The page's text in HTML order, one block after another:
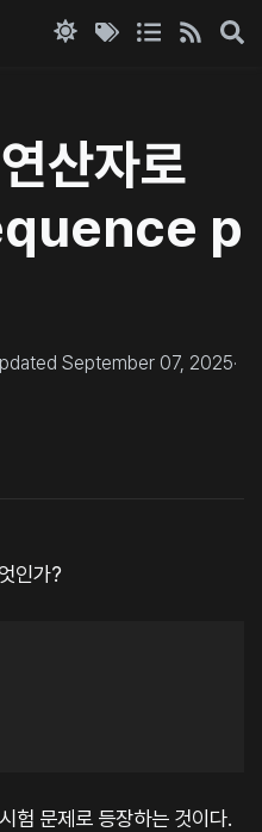
산자로
p
September 07, 2025·
인가?
험 문제로 등장하는 것이다.